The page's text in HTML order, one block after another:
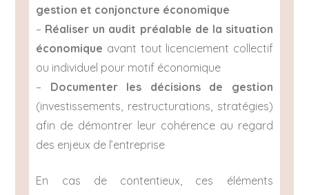
gestion et conjoncture économique
– Réaliser un audit préalable de la situation
économique avant tout licenciement collectif
ou individuel pour motif économique
– Documenter les décisions de gestion
(investissements, restructurations, stratégies)
afin de démontrer leur cohérence au regard
des enjeux de l’entreprise
En cas de contentieux, ces éléments